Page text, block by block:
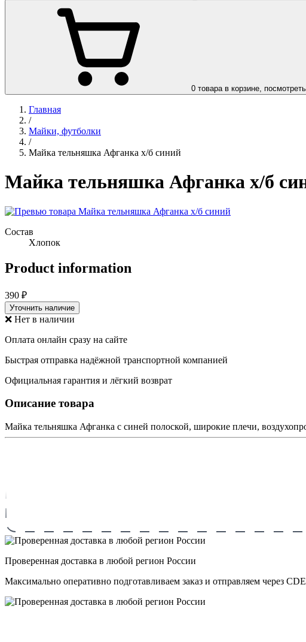
0 товара в корзине,
Главная
/
Майки, футболки
/
Майка тельняшка Афганка х/б синий
Майка тельняшка Афганка х/б
Состав
Хлопок
Product information
390 ₽
Уточнить наличие
❌ Нет в наличии
Оплата онлайн сразу на сайте
Быстрая отправка надёжной транспортной компанией
Официальная гарантия и лёгкий возврат
Описание товара
Майка тельняшка Афганка с синей полоской, широкие плечи,
Проверенная доставка в любой регион России
Максимально оперативно подготавливаем заказ и отправляем через